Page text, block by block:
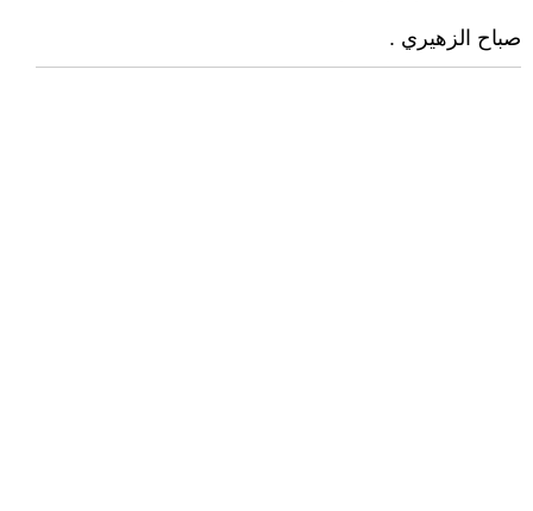
صباح الزهيري .